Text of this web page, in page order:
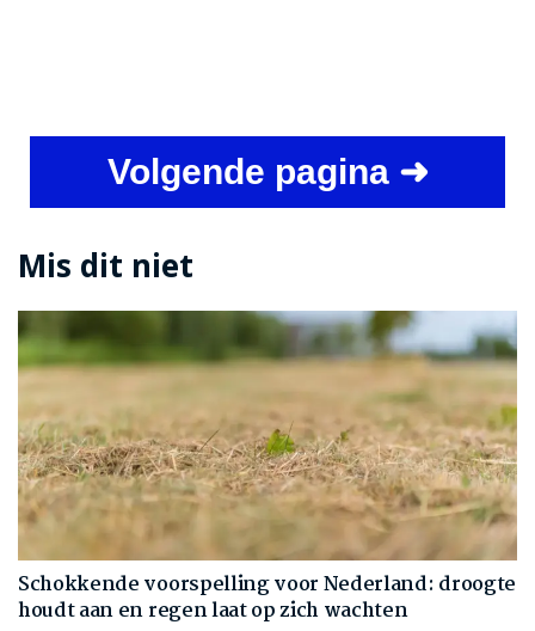
Volgende pagina ➜
Mis dit niet
Schokkende voorspelling voor Nederland: droogte
houdt aan en regen laat op zich wachten